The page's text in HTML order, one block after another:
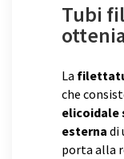
Tubi
La
che
elicoidale
esterna di
porta alla